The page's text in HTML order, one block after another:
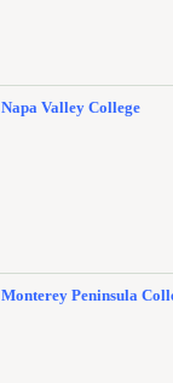
Napa Valley College
Monterey Peninsula